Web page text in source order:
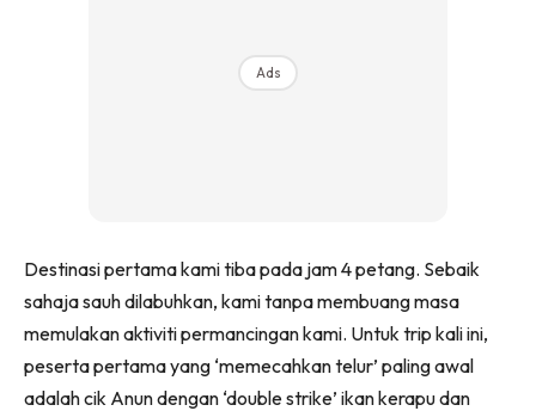
Ads
Destinasi pertama kami tiba pada jam 4 petang. Sebaik
sahaja sauh dilabuhkan, kami tanpa membuang masa
memulakan aktiviti permancingan kami. Untuk trip kali ini,
peserta pertama yang ‘memecahkan telur’ paling awal
adalah cik Anun dengan ‘double strike’ ikan kerapu dan